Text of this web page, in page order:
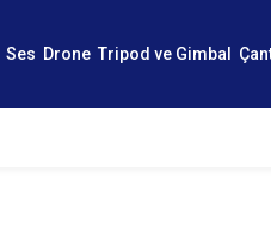
Ses Drone Tripod ve Gimbal